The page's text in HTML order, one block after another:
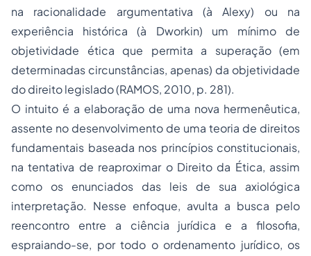
na racionalidade argumentativa (à Alexy) ou na
experiência histórica (à Dworkin) um mínimo de
objetividade ética que permita a superação (em
determinadas circunstâncias, apenas) da objetividade
do direito legislado (RAMOS, 2010, p. 281).
O intuito é a elaboração de uma nova hermenêutica,
assente no desenvolvimento de uma teoria de direitos
fundamentais baseada nos princípios constitucionais,
na tentativa de reaproximar o Direito da Ética, assim
como os enunciados das leis de sua axiológica
interpretação. Nesse enfoque, avulta a busca pelo
reencontro entre a ciência jurídica e a filosofia,
espraiando-se, por todo o ordenamento jurídico, os